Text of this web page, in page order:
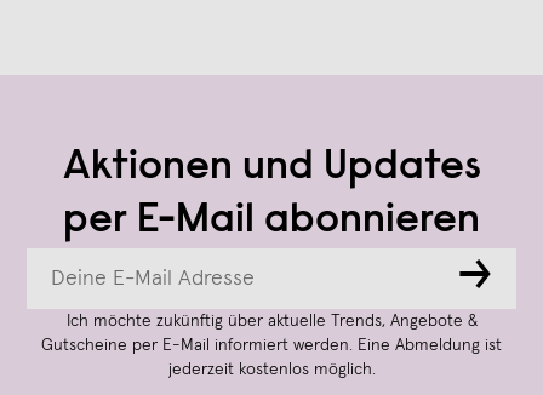
Aktionen und Updates
per E-Mail abonnieren
→
Ich möchte zukünftig über aktuelle Trends, Angebote &
Gutscheine per E-Mail informiert werden. Eine Abmeldung ist
jederzeit kostenlos möglich.